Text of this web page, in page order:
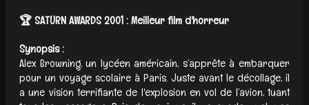
🏆 SATURN AWARDS 2001 : Meilleur film d'horreur
Synopsis :
Alex Browning, un lycéen américain, s’apprête à embarquer
pour un voyage scolaire à Paris. Juste avant le décollage, il
a une vision terrifiante de l'explosion en vol de l’avion, tuant